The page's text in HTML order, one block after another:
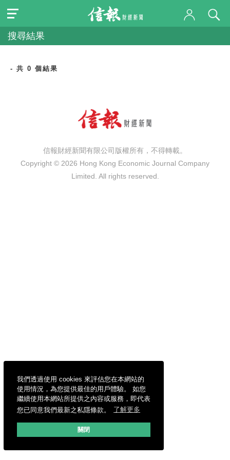
我們透過使用 cookies 來評估您在本網站的
使用情況，為您提供最佳的用戶體驗。 如您
繼續使用本網站所提供之內容或服務，即代表
您已同意我們最新之私隱條款。
了解更多
關閉
搜尋結果
- 共 0 個結果
信報財經新聞有限公司版權所有，不得轉載。
Copyright © 2026 Hong Kong Economic Journal Company
Limited. All rights reserved.